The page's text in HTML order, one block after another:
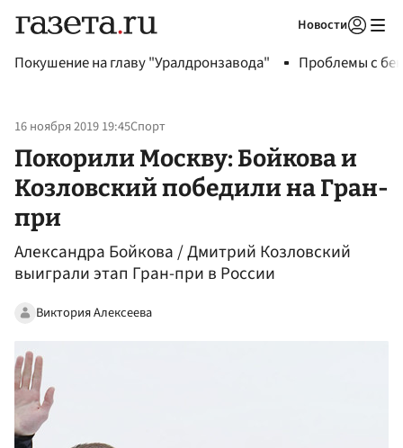
Новости
Покушение на главу "Уралдронзавода" Проблемы с
16 ноября 2019 19:45Спорт
Покорили Москву: Бойкова и
Козловский победили на Гран-
при
Александра Бойкова / Дмитрий Козловский
выиграли этап Гран-при в России
Виктория Алексеева